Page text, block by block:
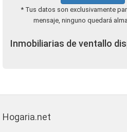
* Tus datos son exclusivamente
mensaje, ninguno quedará
Inmobiliarias de ventallo
Hogaria.net